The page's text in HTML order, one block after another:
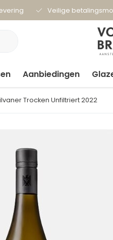
Veilige
Aanbiedingen
Trocken Unfiltriert 2022